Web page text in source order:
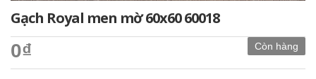
Gạch Royal men mờ 60x60 60018
Còn hàng
0₫